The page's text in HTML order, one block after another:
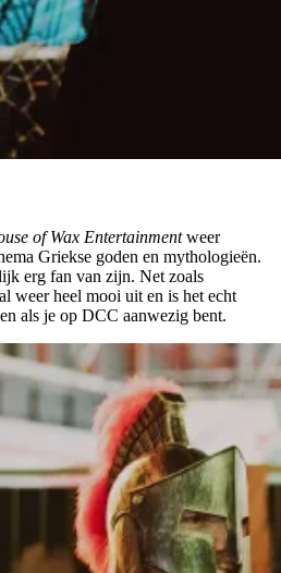
of Wax Entertainmentweer
Griekse goden en mythologieën.
erg fan van zijn. Net zoals
weer heel mooi uit en is het echt
als je op DCC aanwezig bent.